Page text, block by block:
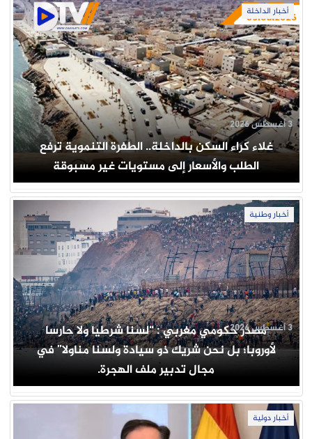
أخبار الداخلة
غلاء كراء السكن بالداخلة.. الطفرة التنموية ترفع
الطلب والأسعار إلى مستويات غير مسبوقة
3 أغسطس 2026
أخبار وطنية
مصدر حكومي مغربي : “لسنا شرطيا ولا حارسا
لأوروبا؛ بل نحن شريك ذو سيادة ولسنا مناولا” في
مجال تدبير ملف الهجرة.
3 أغسطس 2026
أخبار دولية